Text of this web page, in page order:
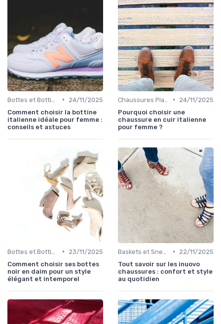
•
24/11/2025
Comment choisir la bottine
italienne idéale pour femme :
conseils et astuces
•
24/11/2025
Pourquoi choisir une
chaussure en cuir italienne
pour femme ?
•
23/11/2025
Comment choisir ses bottes
noir en daim pour un style
élégant et intemporel
•
22/11/2025
Tout savoir sur les inuovo
chaussures : confort et style
au quotidien